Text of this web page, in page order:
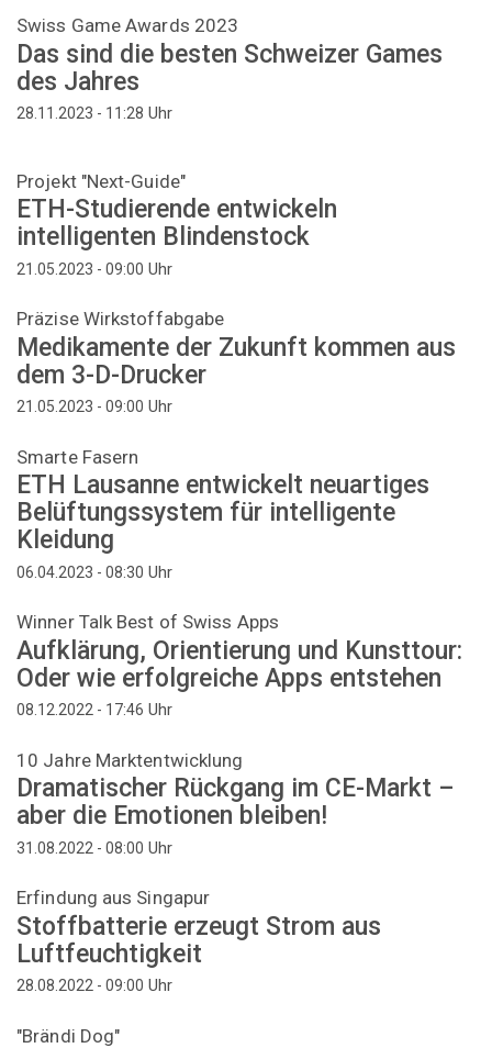
Swiss Game Awards 2023
Das sind die besten Schweizer Games
des Jahres
28.11.2023 - 11:28 Uhr
Projekt "Next-Guide"
ETH-Studierende entwickeln
intelligenten Blindenstock
21.05.2023 - 09:00 Uhr
Präzise Wirkstoffabgabe
Medikamente der Zukunft kommen aus
dem 3-D-Drucker
21.05.2023 - 09:00 Uhr
Smarte Fasern
ETH Lausanne entwickelt neuartiges
Belüftungssystem für intelligente
Kleidung
06.04.2023 - 08:30 Uhr
Winner Talk Best of Swiss Apps
Aufklärung, Orientierung und Kunsttour:
Oder wie erfolgreiche Apps entstehen
08.12.2022 - 17:46 Uhr
10 Jahre Marktentwicklung
Dramatischer Rückgang im CE-Markt –
aber die Emotionen bleiben!
31.08.2022 - 08:00 Uhr
Erfindung aus Singapur
Stoffbatterie erzeugt Strom aus
Luftfeuchtigkeit
28.08.2022 - 09:00 Uhr
"Brändi Dog"